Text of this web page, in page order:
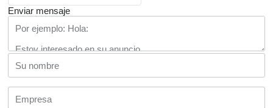
Enviar mensaje